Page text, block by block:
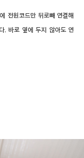
전원코드만 뒤로빼 연결해
. 바로 옆에 두지 않아도 연